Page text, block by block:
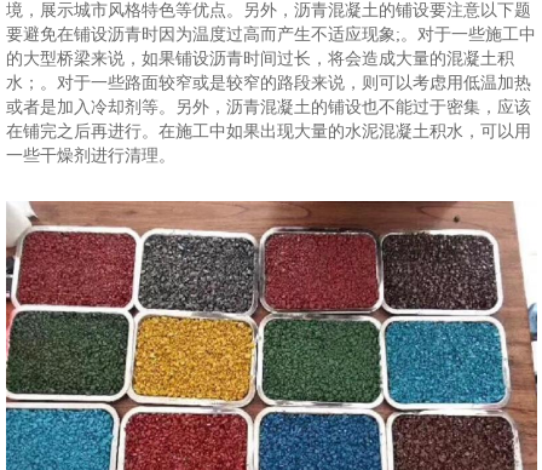
境，展示城市风格特色等优点。另外，沥青混凝土的铺设要注意以下题
要避免在铺设沥青时因为温度过高而产生不适应现象;。对于一些施工中
的大型桥梁来说，如果铺设沥青时间过长，将会造成大量的混凝土积
水；。对于一些路面较窄或是较窄的路段来说，则可以考虑用低温加热
或者是加入冷却剂等。另外，沥青混凝土的铺设也不能过于密集，应该
在铺完之后再进行。在施工中如果出现大量的水泥混凝土积水，可以用
一些干燥剂进行清理。